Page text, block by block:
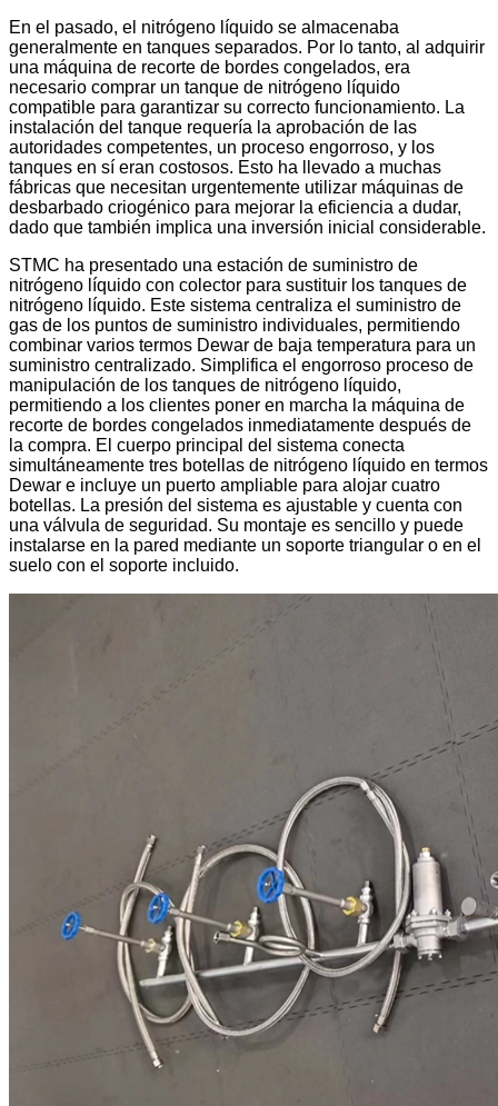
En el pasado, el nitrógeno líquido se almacenaba
generalmente en tanques separados. Por lo tanto, al adquirir
una máquina de recorte de bordes congelados, era
necesario comprar un tanque de nitrógeno líquido
compatible para garantizar su correcto funcionamiento. La
instalación del tanque requería la aprobación de las
autoridades competentes, un proceso engorroso, y los
tanques en sí eran costosos. Esto ha llevado a muchas
fábricas que necesitan urgentemente utilizar máquinas de
desbarbado criogénico para mejorar la eficiencia a dudar,
dado que también implica una inversión inicial considerable.
STMC ha presentado una estación de suministro de
nitrógeno líquido con colector para sustituir los tanques de
nitrógeno líquido. Este sistema centraliza el suministro de
gas de los puntos de suministro individuales, permitiendo
combinar varios termos Dewar de baja temperatura para un
suministro centralizado. Simplifica el engorroso proceso de
manipulación de los tanques de nitrógeno líquido,
permitiendo a los clientes poner en marcha la máquina de
recorte de bordes congelados inmediatamente después de
la compra. El cuerpo principal del sistema conecta
simultáneamente tres botellas de nitrógeno líquido en termos
Dewar e incluye un puerto ampliable para alojar cuatro
botellas. La presión del sistema es ajustable y cuenta con
una válvula de seguridad. Su montaje es sencillo y puede
instalarse en la pared mediante un soporte triangular o en el
suelo con el soporte incluido.